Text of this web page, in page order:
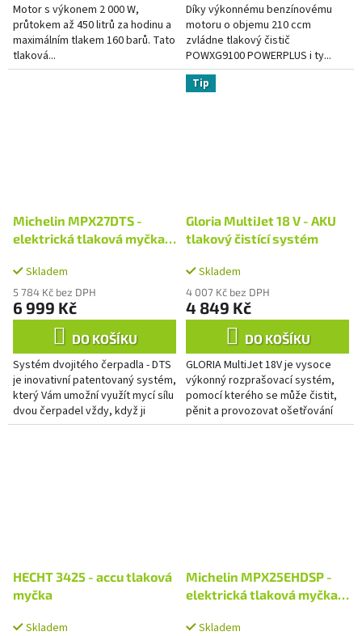
Motor s výkonem 2 000 W,
průtokem až 450 litrů za hodinu a
maximálním tlakem 160 barů. Tato
tlaková...
Díky výkonnému benzínovému
motoru o objemu 210 ccm
zvládne tlakový čistič
POWXG9100 POWERPLUS i ty...
Michelin MPX27DTS -
elektrická tlaková myčka
Skladem
5 784 Kč bez DPH
6 999 Kč
DO KOŠÍKU
Systém dvojitého čerpadla - DTS
je inovativní patentovaný systém,
který Vám umožní využít mycí sílu
dvou čerpadel vždy, když ji
opravdu potřebujete. Systém
Tip
Gloria MultiJet 18 V - AKU
tlakový čistící systém
Skladem
4 007 Kč bez DPH
4 849 Kč
DO KOŠÍKU
GLORIA MultiJet 18V je vysoce
výkonný rozprašovací systém,
pomocí kterého se může čistit,
pěnit a provozovat ošetřování
rostlin. Několika pohyby ruky se z
HECHT 3425 - accu tlaková
myčka
Skladem
Michelin MPX25EHDSP -
elektrická tlaková myčka
Skladem